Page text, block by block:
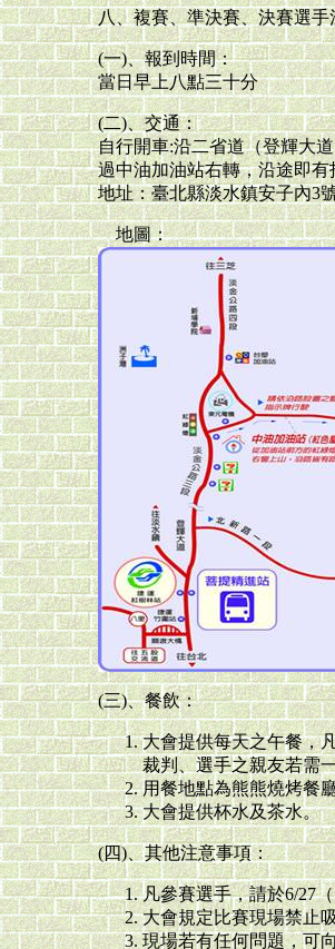
八、複賽、準決賽、決賽選手
(一)、報到時間：
當日早上八點三十分
(二)、交通：
自行開車:沿二省道（登輝大
過中油加油站右轉，沿途即
地址：臺北縣淡水鎮安子內3
地圖：
(三)、餐飲：
大會提供每天之午餐，
裁判、選手之親友若需
用餐地點為熊熊燒烤餐
大會提供杯水及茶水。
(四)、其他注意事項：
凡參賽選手，請於6/27
大會規定比賽現場禁止
現場若有任何問題，可